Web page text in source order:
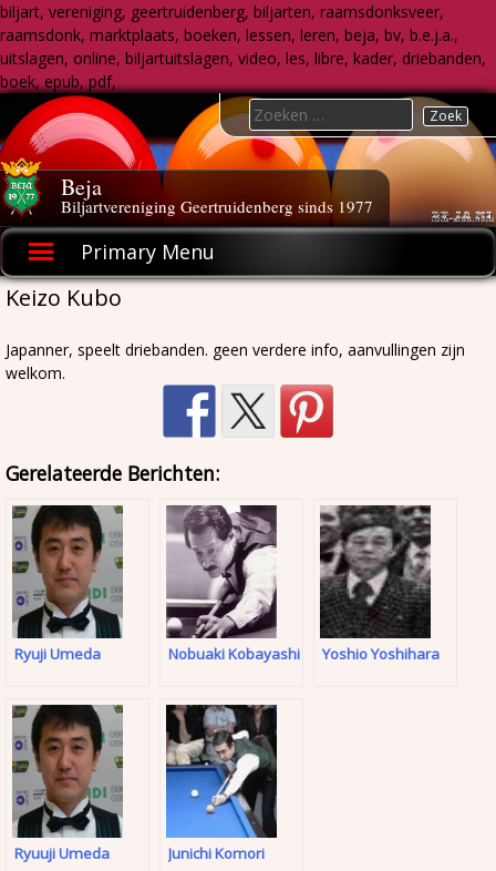
biljart, vereniging, geertruidenberg, biljarten, raamsdonksveer,
raamsdonk, marktplaats, boeken, lessen, leren, beja, bv, b.e.j.a.,
uitslagen, online, biljartuitslagen, video, les, libre, kader, driebanden,
boek, epub, pdf,
to
content
Beja
Biljartvereniging Geertruidenberg sinds 1977
Primary Menu
Search
for:
Keizo Kubo
Japanner, speelt driebanden. geen verdere info, aanvullingen zijn
welkom.
Gerelateerde Berichten:
Ryuji Umeda Nobuaki Kobayashi Yoshio Yoshihara
Ryuuji Umeda Junichi Komori